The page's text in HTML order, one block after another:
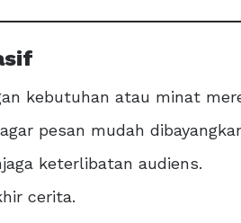
kebutuhan atau minat
pesan mudah
keterlibatan audiens.
cerita.